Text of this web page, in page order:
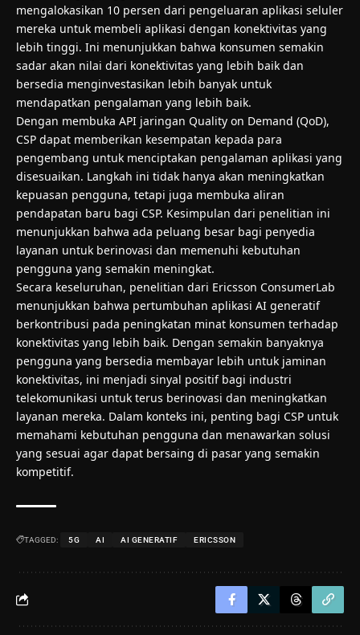
mengalokasikan 10 persen dari pengeluaran aplikasi seluler
mereka untuk membeli aplikasi dengan konektivitas yang
lebih tinggi. Ini menunjukkan bahwa konsumen semakin
sadar akan nilai dari konektivitas yang lebih baik dan
bersedia menginvestasikan lebih banyak untuk
mendapatkan pengalaman yang lebih baik.
Dengan membuka API jaringan Quality on Demand (QoD),
CSP dapat memberikan kesempatan kepada para
pengembang untuk menciptakan pengalaman aplikasi yang
disesuaikan. Langkah ini tidak hanya akan meningkatkan
kepuasan pengguna, tetapi juga membuka aliran
pendapatan baru bagi CSP. Kesimpulan dari penelitian ini
menunjukkan bahwa ada peluang besar bagi penyedia
layanan untuk berinovasi dan memenuhi kebutuhan
pengguna yang semakin meningkat.
Secara keseluruhan, penelitian dari Ericsson ConsumerLab
menunjukkan bahwa pertumbuhan aplikasi AI generatif
berkontribusi pada peningkatan minat konsumen terhadap
konektivitas yang lebih baik. Dengan semakin banyaknya
pengguna yang bersedia membayar lebih untuk jaminan
konektivitas, ini menjadi sinyal positif bagi industri
telekomunikasi untuk terus berinovasi dan meningkatkan
layanan mereka. Dalam konteks ini, penting bagi CSP untuk
memahami kebutuhan pengguna dan menawarkan solusi
yang sesuai agar dapat bersaing di pasar yang semakin
kompetitif.
TAGGED: 5G AI AI GENERATIF ERICSSON